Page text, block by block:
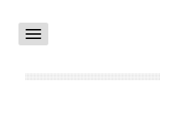
Toggle